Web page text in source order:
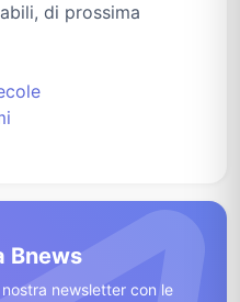
di prossima
Bnews
newsletter con le